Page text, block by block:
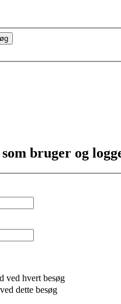
bruger og
ved hvert besøg
dette besøg